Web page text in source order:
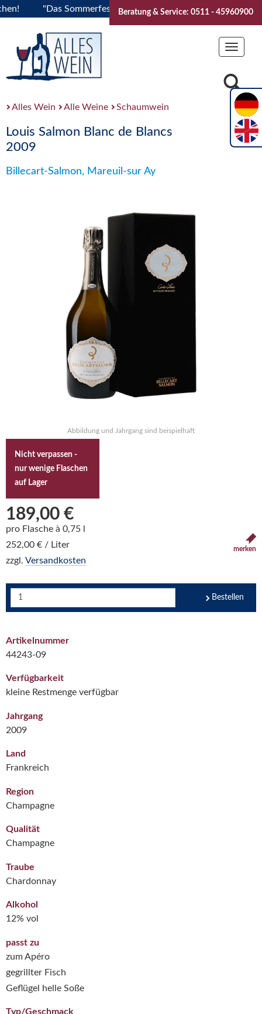
"Das Sommerfest 2026" Vive la Bourgogne..Tickets jetzt
Beratung & Service: 0511 - 45960900
Toggle
Alles Wein Alle Weine Schaumwein
Louis Salmon Blanc de Blancs
2009
Billecart-Salmon, Mareuil-sur Ay
Abbildung und Jahrgang sind beispielhaft
Nicht verpassen -
nur wenige Flaschen
auf Lager
189,00 €
pro Flasche à 0,75 l
252,00 € / Liter
zzgl. Versandkosten
merken
Bestellen
Artikelnummer
44243-09
Verfügbarkeit
kleine Restmenge verfügbar
Jahrgang
2009
Land
Frankreich
Region
Champagne
Qualität
Champagne
Traube
Chardonnay
Alkohol
12% vol
passt zu
zum Apéro
gegrillter Fisch
Geflügel helle Soße
Typ/Geschmack